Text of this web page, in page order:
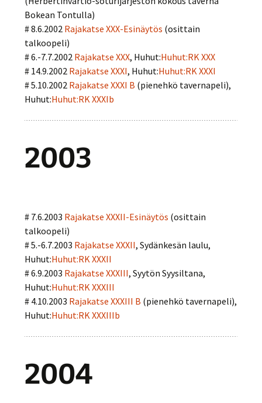
Bokean Tontulla)
# 8.6.2002 Rajakatse XXX-Esinäytös (osittain
talkoopeli)
# 6.-7.7.2002 Rajakatse XXX, Huhut:Huhut:RK XXX
# 14.9.2002 Rajakatse XXXI, Huhut:Huhut:RK XXXI
# 5.10.2002 Rajakatse XXXI B (pienehkö tavernapeli),
Huhut:Huhut:RK XXXIb
2003
# 7.6.2003 Rajakatse XXXII-Esinäytös (osittain
talkoopeli)
# 5.-6.7.2003 Rajakatse XXXII, Sydänkesän laulu,
Huhut:Huhut:RK XXXII
# 6.9.2003 Rajakatse XXXIII, Syytön Syysiltana,
Huhut:Huhut:RK XXXIII
# 4.10.2003 Rajakatse XXXIII B (pienehkö tavernapeli),
Huhut:Huhut:RK XXXIIIb
2004